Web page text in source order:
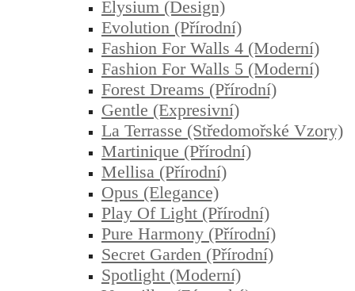
Elysium (design)
Evolution (přírodní)
Fashion For Walls 4 (moderní)
Fashion For Walls 5 (moderní)
Forest Dreams (přírodní)
Gentle (expresivní)
La Terrasse (středomořské Vzory)
Martinique (přírodní)
Mellisa (přírodní)
Opus (elegance)
Play Of Light (přírodní)
Pure Harmony (přírodní)
Secret Garden (přírodní)
Spotlight (moderní)